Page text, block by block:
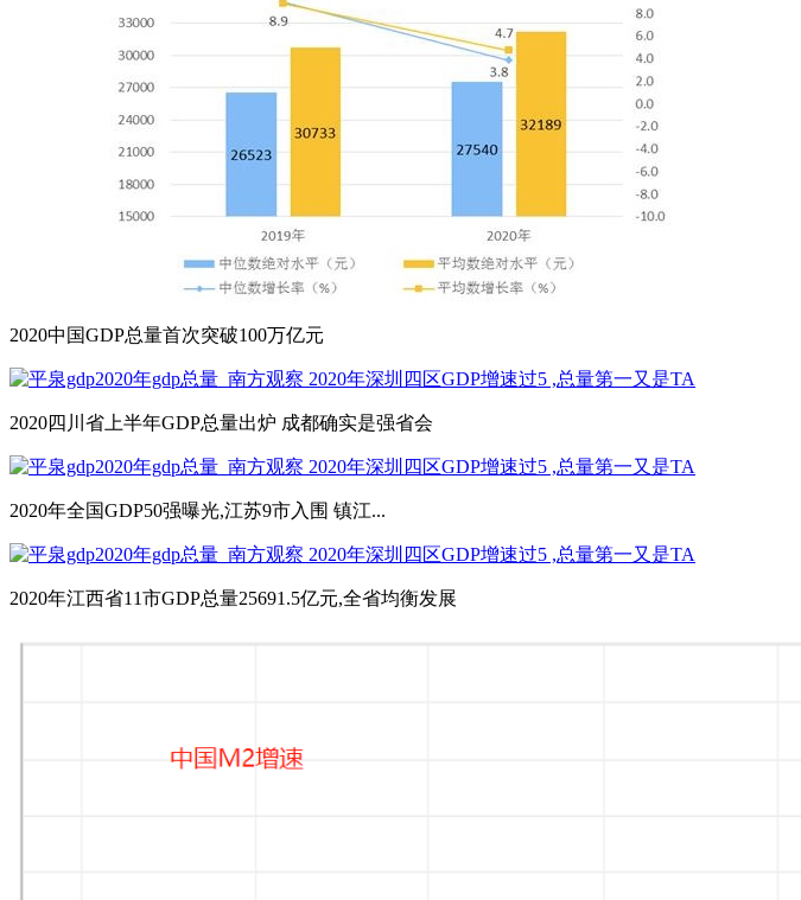
2020中国GDP总量首次突破100万亿元
2020四川省上半年GDP总量出炉 成都确实是强省会
2020年全国GDP50强曝光,江苏9市入围 镇江...
2020年江西省11市GDP总量25691.5亿元,全省均衡发展